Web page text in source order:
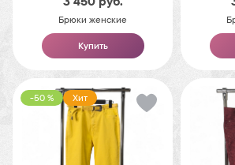
Брюки женские
Купить
-50 % Хит